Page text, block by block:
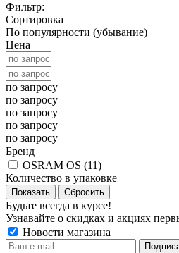
Фильтр:
Сортировка
По популярности (убывание)
Цена
по запросу
по запросу
по запросу
по запросу
по запросу
Бренд
OSRAM OS (11)
Количество в упаковке
Показать Сбросить
Будьте всегда в курсе!
Узнавайте о скидках и акциях
Новости магазина